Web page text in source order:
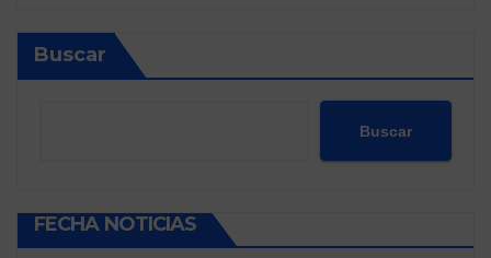
Buscar
Buscar
FECHA NOTICIAS